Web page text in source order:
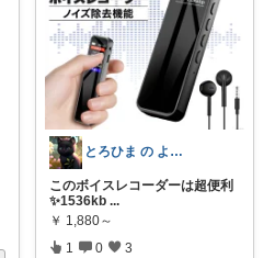
とろひま の よろず屋～お得な商品たち～
このボイスレコーダーは超便利
✨1536kb ...
￥ 1,880～
1 0 3